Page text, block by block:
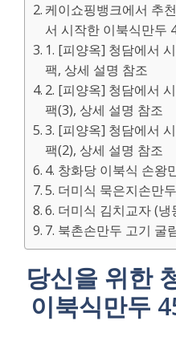
케이쇼핑뱅크에서 추
서 시작한 이북식만두
1. [피양옥] 청담에서
팩, 상세 설명 참조
2. [피양옥] 청담에서
팩(3), 상세 설명 참조
3. [피양옥] 청담에서
팩(2), 상세 설명 참조
4. 창화당 이북식 손왕
5. 더미식 묵은지손만
6. 더미식 김치교자 (냉
7. 북촌손만두 고기 굴
당신을 위한
이북식만두